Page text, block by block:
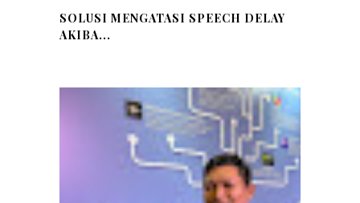
SOLUSI MENGATASI SPEECH DELAY
AKIBA...